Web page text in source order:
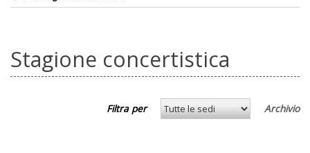
Stagione concertistica
Filtra per Archivio